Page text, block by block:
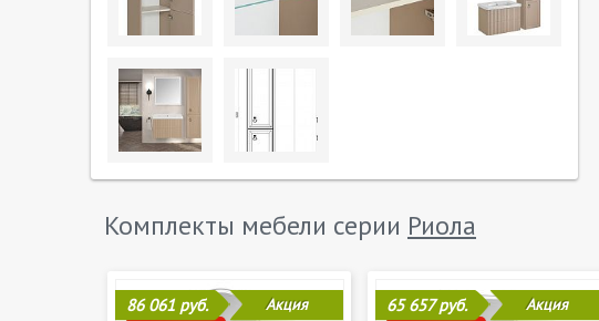
Комплекты мебели серии Риола
86 061 руб. Акция 65 657 руб. Акция